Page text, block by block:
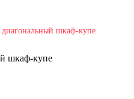
шкаф-купе
шкаф-купе